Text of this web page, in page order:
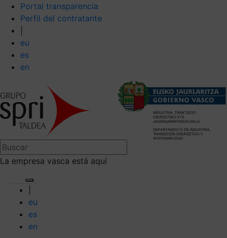
Portal transparencia
Perfil del contratante
eu
es
en
La empresa vasca está aquí
eu
es
en